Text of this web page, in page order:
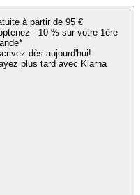
à partir de 95 €
- 10 % sur votre 1ère
dès aujourd'hui!
plus tard avec Klarna